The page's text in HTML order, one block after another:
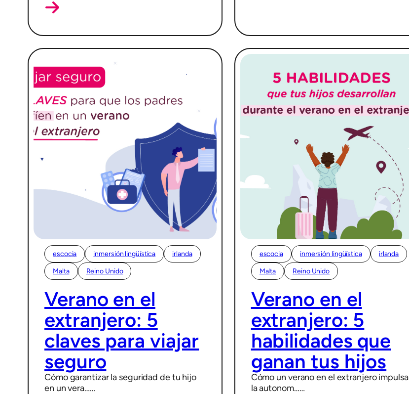
escocia inmersión lingüística irlanda
Malta
Reino Unido
Verano en el
extranjero: 5
claves para viajar
seguro
Cómo garantizar la seguridad de tu hijo
en un vera……
escocia inmersión lingüística irlanda
Malta
Reino Unido
Verano en el
extranjero: 5
habilidades que
ganan tus hijos
Cómo un verano en el extranjero impulsa
la autonom……